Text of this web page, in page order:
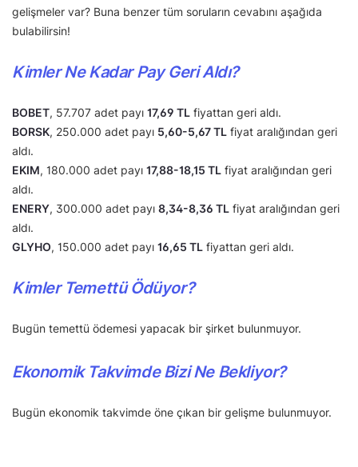
gelişmeler var? Buna benzer tüm soruların cevabını aşağıda
bulabilirsin!
Kimler Ne Kadar Pay Geri Aldı?
BOBET, 57.707 adet payı 17,69 TL fiyattan geri aldı.
BORSK, 250.000 adet payı 5,60-5,67 TL fiyat aralığından geri
aldı.
EKIM, 180.000 adet payı 17,88-18,15 TL fiyat aralığından geri
aldı.
ENERY, 300.000 adet payı 8,34-8,36 TL fiyat aralığından geri
aldı.
GLYHO, 150.000 adet payı 16,65 TL fiyattan geri aldı.
Kimler Temettü Ödüyor?
Bugün temettü ödemesi yapacak bir şirket bulunmuyor.
Ekonomik Takvimde Bizi Ne Bekliyor?
Bugün ekonomik takvimde öne çıkan bir gelişme bulunmuyor.